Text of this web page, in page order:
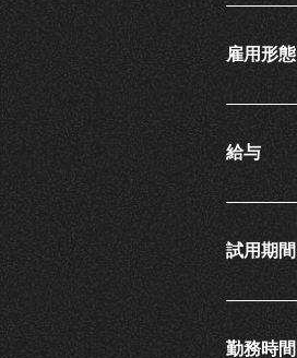
雇用形態
給与
試用期間
勤務時間